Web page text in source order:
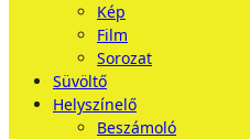
Kép
Film
Sorozat
Süvöltő
Helyszínelő
Beszámoló